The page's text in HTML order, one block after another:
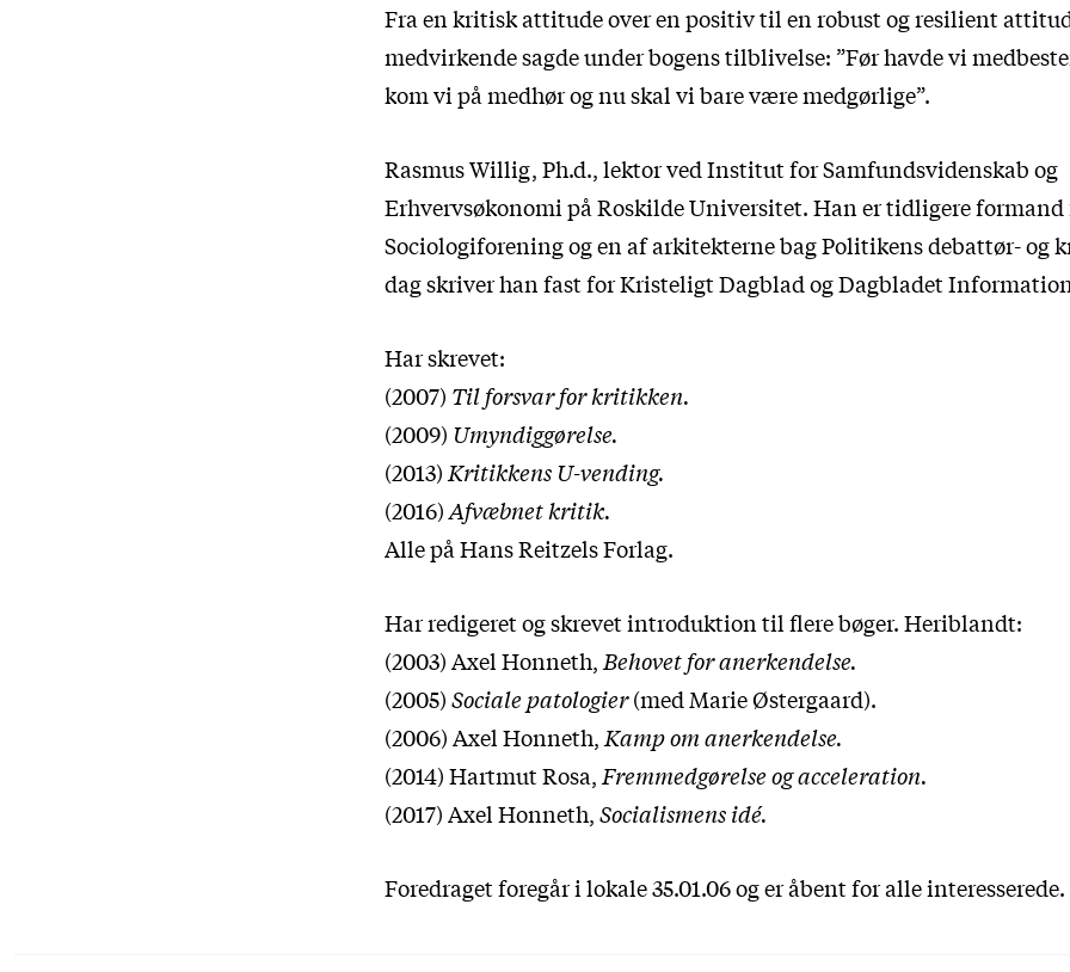
Fra en kritisk attitude over en positiv til en robust og resilient
medvirkende sagde under bogens tilblivelse: ”Før havde vi
kom vi på medhør og nu skal vi bare være medgørlige”.
Rasmus Willig, Ph.d., lektor ved Institut for Samfundsvidenskab og
Erhvervsøkonomi på Roskilde Universitet. Han er tidligere formand
Sociologiforening og en af arkitekterne bag Politikens debattør- og
dag skriver han fast for Kristeligt Dagblad og Dagbladet
Har skrevet:
(2007) Til forsvar for kritikken.
(2009) Umyndiggørelse.
(2013) Kritikkens U-vending.
(2016)Afvæbnet kritik.
Alle på Hans Reitzels Forlag.
Har redigeret og skrevet introduktion til flere bøger. Heriblandt:
(2003) Axel Honneth, Behovet for anerkendelse.
(2005)Sociale patologier(med Marie Østergaard).
(2006) Axel Honneth, Kamp om anerkendelse.
(2014) Hartmut Rosa, Fremmedgørelse og acceleration.
(2017) Axel Honneth,Socialismens idé.
Foredraget foregår i lokale 35.01.06 og er åbent for alle interesserede.